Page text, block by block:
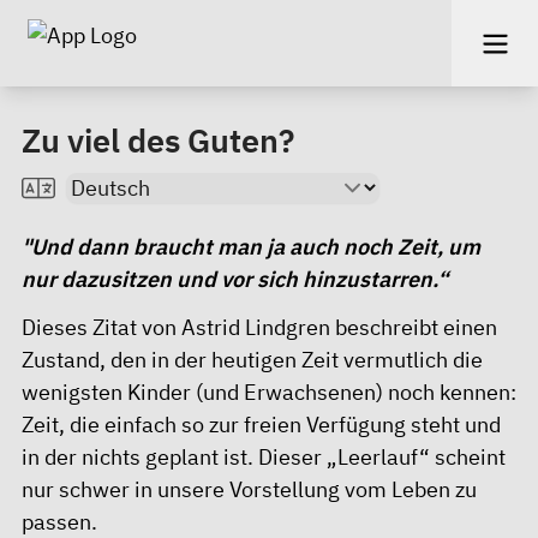
Zu viel des Guten?
"Und dann braucht man ja auch noch Zeit, um
nur dazusitzen und vor sich hinzustarren.“
Dieses Zitat von Astrid Lindgren beschreibt einen
Zustand, den in der heutigen Zeit vermutlich die
wenigsten Kinder (und Erwachsenen) noch kennen:
Zeit, die einfach so zur freien Verfügung steht und
in der nichts geplant ist. Dieser „Leerlauf“ scheint
nur schwer in unsere Vorstellung vom Leben zu
passen.